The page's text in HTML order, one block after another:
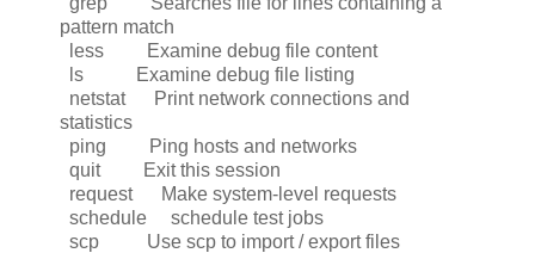
pattern match
less Examine debug file content
ls Examine debug file listing
netstat Print network connections and
statistics
ping Ping hosts and networks
quit Exit this session
request Make system-level requests
schedule schedule test jobs
scp Use scp to import / export files